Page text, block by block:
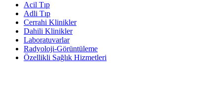
Acil Tıp
Adli Tıp
Cerrahi Klinikler
Dahili Klinikler
Laboratuvarlar
Radyoloji-Görüntüleme
Özellikli Sağlık Hizmetleri